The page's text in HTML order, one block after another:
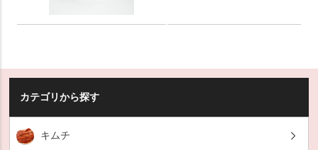
カテゴリから探す
キムチ